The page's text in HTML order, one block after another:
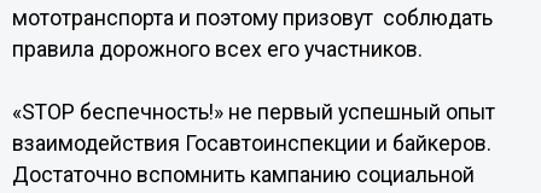
мототранспорта и поэтому призовут соблюдать
правила дорожного всех его участников.
«SТОР беспечность!» не первый успешный опыт
взаимодействия Госавтоинспекции и байкеров.
Достаточно вспомнить кампанию социальной